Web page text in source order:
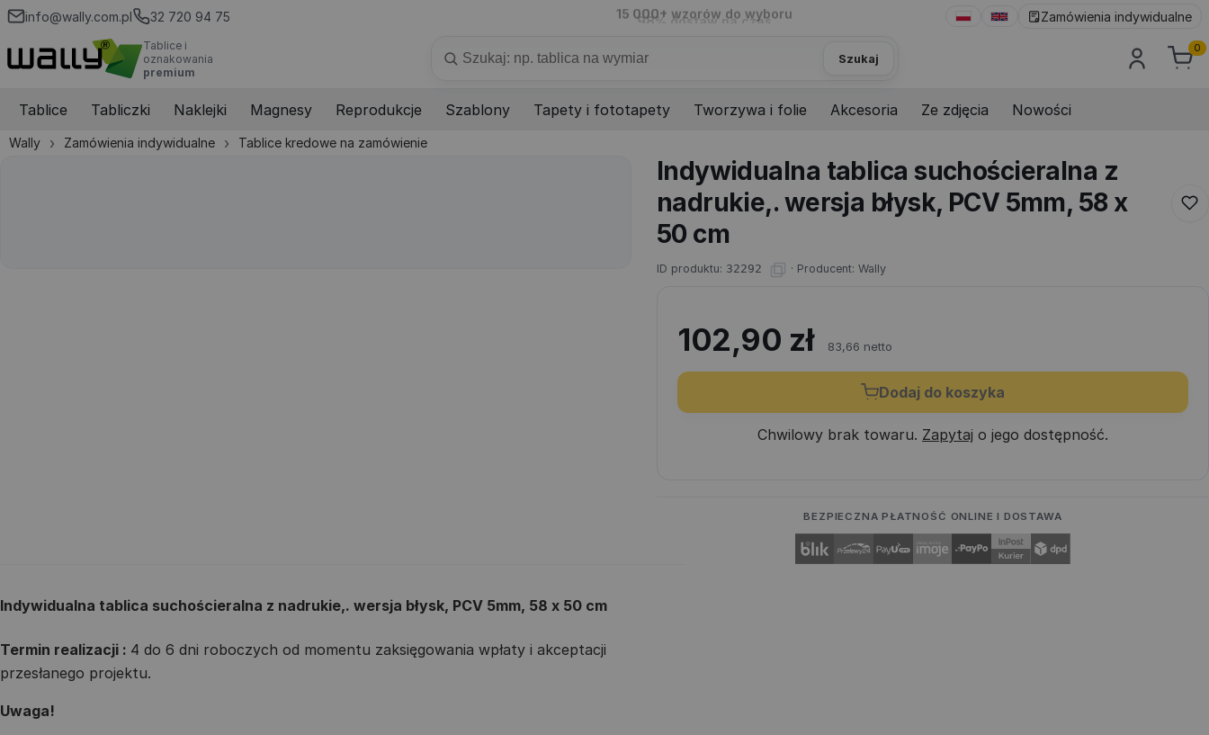
info@wally.com.pl 32 720 94 75 98%dostaw na czas Zamówienia indywidualne
Tablice i
oznakowania
premium
Szukaj
0
Tablice Tabliczki Naklejki Magnesy Reprodukcje Szablony Tapety i fototapety Tworzywa i folie Akcesoria Ze zdjęcia Nowości
Wally Zamówienia indywidualne Tablice kredowe na zamówienie
Indywidualna tablica suchościeralna z
nadrukie,. wersja błysk, PCV 5mm, 58 x
50 cm
ID produktu: 32292 · Producent: Wally
102,90 zł 83,66 netto
Dodaj do koszyka
Chwilowy brak towaru. Zapytaj o jego dostępność.
BEZPIECZNA PŁATNOŚĆ ONLINE I DOSTAWA
Indywidualna tablica suchościeralna z nadrukie,. wersja błysk, PCV 5mm, 58 x 50 cm
Termin realizacji : 4 do 6 dni roboczych od momentu zaksięgowania wpłaty i akceptacji
przesłanego projektu.
Uwaga!